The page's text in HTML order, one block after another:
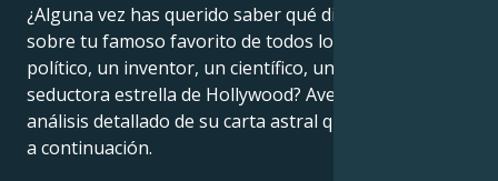
¿Alguna vez has querido saber qué dice la astrología
sobre tu famoso favorito de todos los tiempos: un
político, un inventor, un científico, un músico o una
seductora estrella de Hollywood? Averígualo en el
análisis detallado de su carta astral que encontrarás
a continuación.